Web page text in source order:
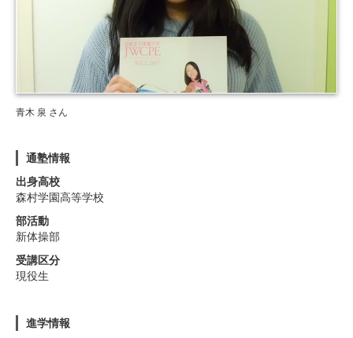
青木 泉 さん
通塾情報
出身高校
森村学園高等学校
部活動
新体操部
受講区分
現役生
進学情報